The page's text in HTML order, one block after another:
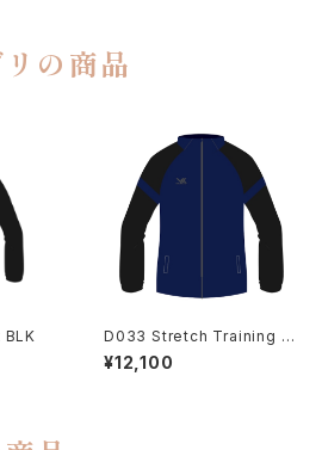
の商品
D033 Stretch Training Ja
cket NVY
¥12,100